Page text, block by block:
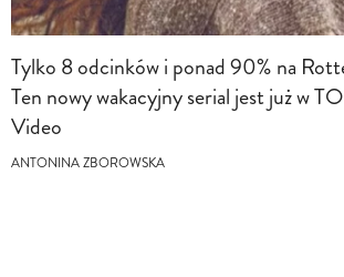
Tylko 8 odcinków i ponad 90% na
Ten nowy wakacyjny serial jest już w
Video
ANTONINA ZBOROWSKA